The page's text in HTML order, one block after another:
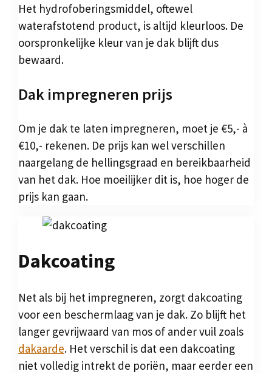
Het hydrofoberingsmiddel, oftewel
waterafstotend product, is altijd kleurloos. De
oorspronkelijke kleur van je dak blijft dus
bewaard.
Dak impregneren prijs
Om je dak te laten impregneren, moet je €5,- à
€10,- rekenen. De prijs kan wel verschillen
naargelang de hellingsgraad en bereikbaarheid
van het dak. Hoe moeilijker dit is, hoe hoger de
prijs kan gaan.
Dakcoating
Net als bij het impregneren, zorgt dakcoating
voor een beschermlaag van je dak. Zo blijft het
langer gevrijwaard van mos of ander vuil zoals
dakaarde. Het verschil is dat een dakcoating
niet volledig intrekt de poriën, maar eerder een